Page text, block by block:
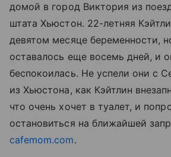
домой в город Виктория из
штата Хьюстон. 22-летняя
девятом месяце беременности,
оставалось еще восемь дней, и
беспокоилась. Не успели они с
из Хьюстона, как Кэйтлин
что очень хочет в туалет, и
остановиться на ближайшей
cafemom.com.